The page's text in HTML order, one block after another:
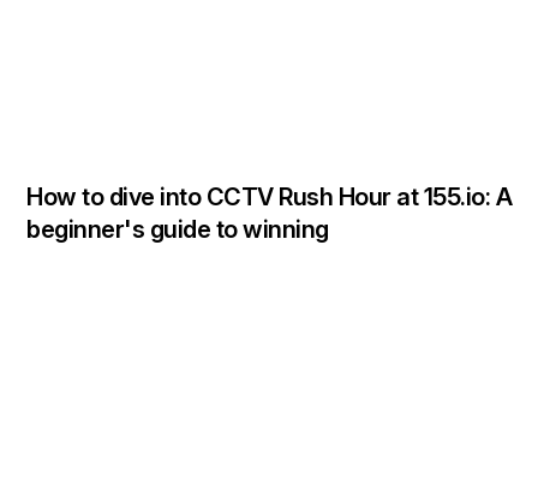
How to dive into CCTV Rush Hour at 155.io: A
beginner's guide to winning